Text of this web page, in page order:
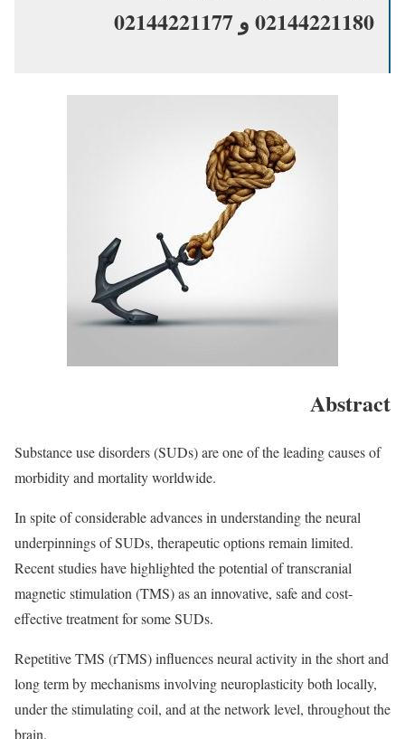
02144221180 و 02144221177
Abstract
Substance use disorders (SUDs) are one of the leading causes of
morbidity and mortality worldwide.
In spite of considerable advances in understanding the neural
underpinnings of SUDs, therapeutic options remain limited.
Recent studies have highlighted the potential of transcranial
magnetic stimulation (TMS) as an innovative, safe and cost-
effective treatment for some SUDs.
Repetitive TMS (rTMS) influences neural activity in the short and
long term by mechanisms involving neuroplasticity both locally,
under the stimulating coil, and at the network level, throughout the
brain.